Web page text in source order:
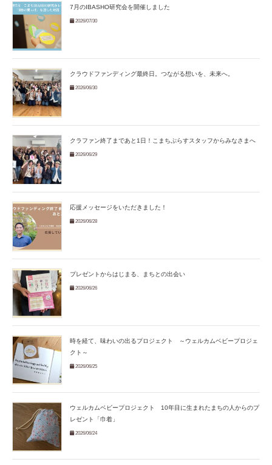
7月のIBASHO研究会を開催しました
2026/07/30
クラウドファンディング最終日。つながる想いを、未来へ。
2026/06/30
クラファン終了まであと1日！こまちぷらすスタッフからみなさまへ
2026/06/29
応援メッセージをいただきました！
2026/06/28
プレゼントからはじまる、まちとの出会い
2026/06/26
時を経て、味わいの出るプロジェクト ～ウェルカムベビープロジェ
クト～
2026/06/25
ウェルカムベビープロジェクト 10年目に生まれたまちの人からのプ
レゼント「巾着」
2026/06/24